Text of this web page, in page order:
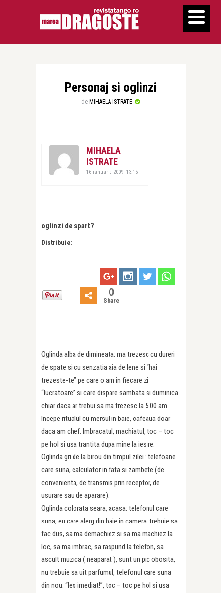
Personaj si oglinzi
de MIHAELA ISTRATE
MIHAELA
ISTRATE
16 ianuarie 2009, 13:15
oglinzi de spart?
Distribuie:
0
Share
Oglinda alba de dimineata: ma trezesc cu dureri
de spate si cu senzatia aia de lene si “hai
trezeste-te” pe care o am in fiecare zi
“lucratoare” si care dispare sambata si duminica
chiar daca ar trebui sa ma trezesc la 5.00 am.
Incepe ritualul cu mersul in baie, cafeaua doar
daca am chef. Imbracatul, machiatul, toc – toc
pe hol si usa trantita dupa mine la iesire.
Oglinda gri de la birou din timpul zilei : telefoane
care suna, calculator in fata si zambete (de
convenienta, de transmis prin receptor, de
usurare sau de aparare).
Oglinda colorata seara, acasa: telefonul care
suna, eu care alerg din baie in camera, trebuie sa
fac dus, sa ma demachiez si sa ma machiez la
loc, sa ma imbrac, sa raspund la telefon, sa
ascult muzica ( neaparat ), sunt un pic obosita,
nu trebuie sa uit parfumul, telefonul care suna
din nou: “Ies imediat!”, toc – toc pe hol si usa